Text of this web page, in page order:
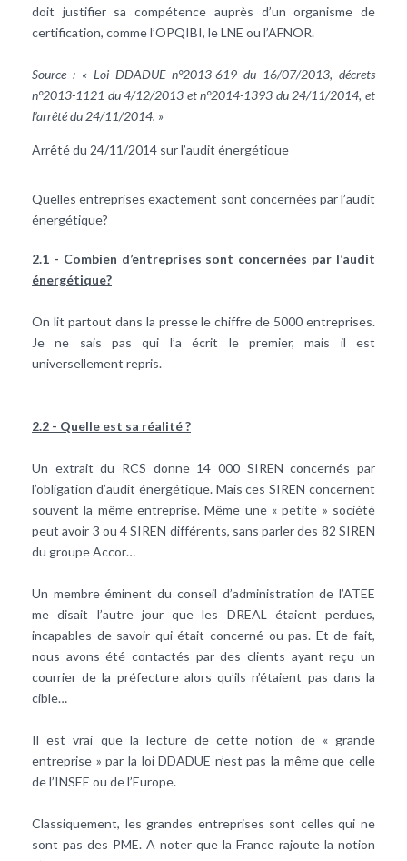
doit justifier sa compétence auprès d’un organisme de
certification, comme l’OPQIBI, le LNE ou l’AFNOR.
Source : « Loi DDADUE n°2013-619 du 16/07/2013, décrets
n°2013-1121 du 4/12/2013 et n°2014-1393 du 24/11/2014, et
l’arrêté du 24/11/2014. »
Arrêté du 24/11/2014 sur l’audit énergétique
Quelles entreprises exactement sont concernées par l’audit
énergétique?
2.1 - Combien d’entreprises sont concernées par l’audit
énergétique?
On lit partout dans la presse le chiffre de 5000 entreprises.
Je ne sais pas qui l’a écrit le premier, mais il est
universellement repris.
2.2 - Quelle est sa réalité ?
Un extrait du RCS donne 14 000 SIREN concernés par
l’obligation d’audit énergétique. Mais ces SIREN concernent
souvent la même entreprise. Même une « petite » société
peut avoir 3 ou 4 SIREN différents, sans parler des 82 SIREN
du groupe Accor…
Un membre éminent du conseil d’administration de l’ATEE
me disait l’autre jour que les DREAL étaient perdues,
incapables de savoir qui était concerné ou pas. Et de fait,
nous avons été contactés par des clients ayant reçu un
courrier de la préfecture alors qu’ils n’étaient pas dans la
cible…
Il est vrai que la lecture de cette notion de « grande
entreprise » par la loi DDADUE n’est pas la même que celle
de l’INSEE ou de l’Europe.
Classiquement, les grandes entreprises sont celles qui ne
sont pas des PME. A noter que la France rajoute la notion